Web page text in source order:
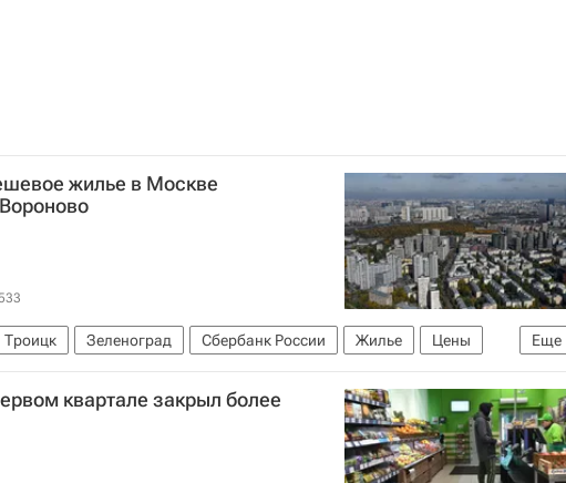
жилье в Москве
Еще
Троицк Зеленоград Сбербанк России Жилье
Цены
квартале закрыл более